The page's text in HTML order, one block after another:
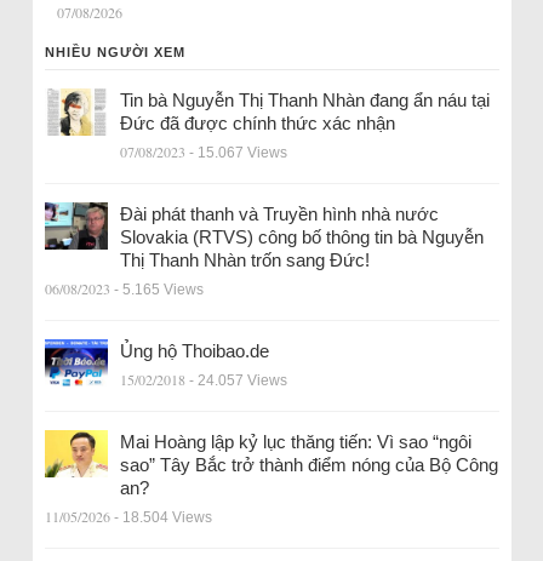
07/08/2026
NHIỀU NGƯỜI XEM
Tin bà Nguyễn Thị Thanh Nhàn đang ẩn náu tại
Đức đã được chính thức xác nhận
07/08/2023 - 15.067 Views
Đài phát thanh và Truyền hình nhà nước
Slovakia (RTVS) công bố thông tin bà Nguyễn
Thị Thanh Nhàn trốn sang Đức!
06/08/2023 - 5.165 Views
Ủng hộ Thoibao.de
15/02/2018 - 24.057 Views
Mai Hoàng lập kỷ lục thăng tiến: Vì sao “ngôi
sao” Tây Bắc trở thành điểm nóng của Bộ Công
an?
11/05/2026 - 18.504 Views